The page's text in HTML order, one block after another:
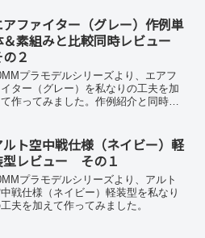
アファイター（グレー）作例単
＆素組みと比較同時レビュー
２
プラモデルシリーズより、エアフ
イター（グレー）を私なりの工夫を加
て作ってみました。作例紹介と同時に
ルト空中戦仕様（ネイビー）軽
型レビュー その１
プラモデルシリーズより、アルト
戦仕様（ネイビー）軽装型を私なり
夫を加えて作ってみました。